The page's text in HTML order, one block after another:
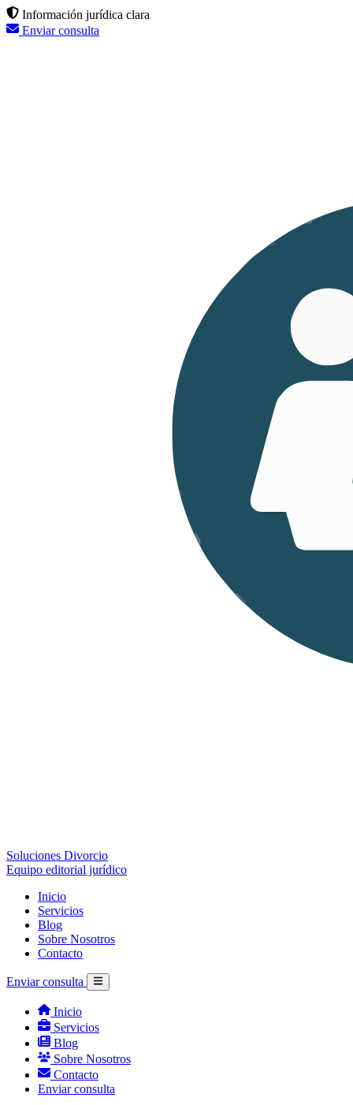
Información jurídica clara
Enviar consulta
Soluciones Divorcio
Equipo editorial jurídico
Inicio
Servicios
Blog
Sobre Nosotros
Contacto
Enviar consulta
Inicio
Servicios
Blog
Sobre Nosotros
Contacto
Enviar consulta